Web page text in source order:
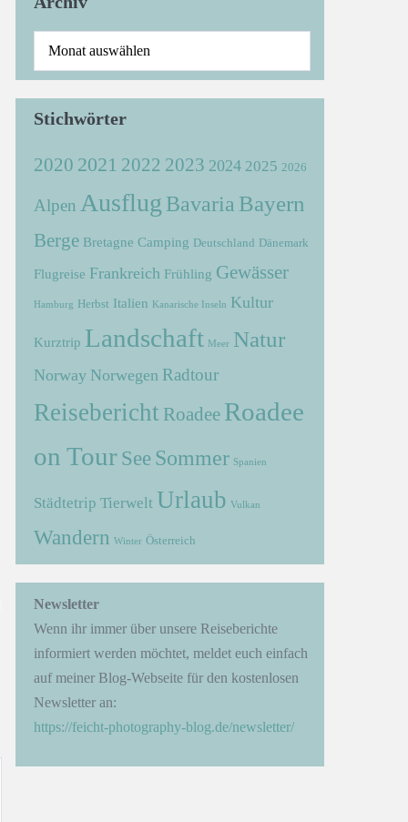
Stichwörter
2020 2021 2022 2023 2024 2025 2026
Alpen Ausflug Bavaria Bayern
Berge Bretagne Camping Deutschland Dänemark
Flugreise Frankreich Frühling Gewässer
Hamburg Herbst Italien Kanarische Inseln Kultur
Kurztrip Landschaft Meer Natur
Norway Norwegen Radtour
Reisebericht Roadee Roadee
on Tour See Sommer Spanien
Städtetrip Tierwelt Urlaub Vulkan
Wandern Winter Österreich
Newsletter
Wenn ihr immer über unsere Reiseberichte
informiert werden möchtet, meldet euch einfach
auf meiner Blog-Webseite für den kostenlosen
Newsletter an:
https://feicht-photography-blog.de/newsletter/